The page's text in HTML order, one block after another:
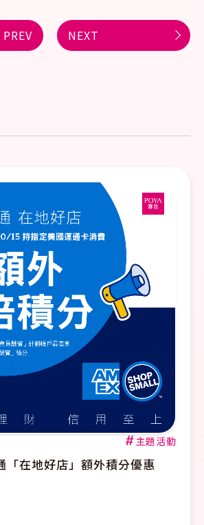
PREV NEXT
# 主題活動
店」額外積分優惠